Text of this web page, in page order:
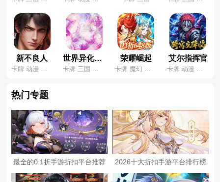
新不良人
卡牌 动漫 国风
世界异化之后
卡牌 三国 养成
荣耀崛起
卡牌 魔幻 养成
艾尔指挥官
卡牌 动漫 鬼灭
热门专题
最全的0.1折手游折扣平台推荐 2026十大折扣手游平台排行榜